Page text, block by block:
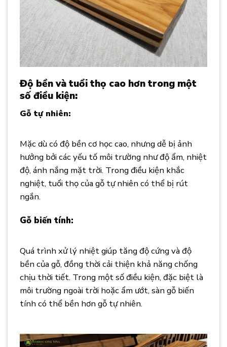
Độ bền và tuổi thọ cao hơn trong một
số điều kiện:
Gỗ tự nhiên:
Mặc dù có độ bền cơ học cao, nhưng dễ bị ảnh
hưởng bởi các yếu tố môi trường như độ ẩm, nhiệt
độ, ánh nắng mặt trời. Trong điều kiện khắc
nghiệt, tuổi thọ của gỗ tự nhiên có thể bị rút
ngắn.
Gỗ biến tính:
Quá trình xử lý nhiệt giúp tăng độ cứng và độ
bền của gỗ, đồng thời cải thiện khả năng chống
chịu thời tiết. Trong một số điều kiện, đặc biệt là
môi trường ngoài trời hoặc ẩm ướt, sàn gỗ biến
tính có thể bền hơn gỗ tự nhiên.